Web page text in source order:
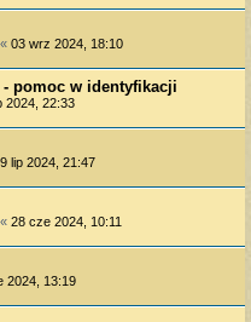
« 03 wrz 2024, 18:10
pomoc w identyfikacji
2024, 22:33
lip 2024, 21:47
« 28 cze 2024, 10:11
2024, 13:19